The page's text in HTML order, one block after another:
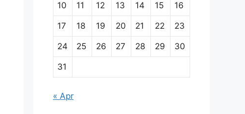
10 11 12 13 14 15 16
17 18 19 20 21 22 23
24 25 26 27 28 29 30
31
« Apr